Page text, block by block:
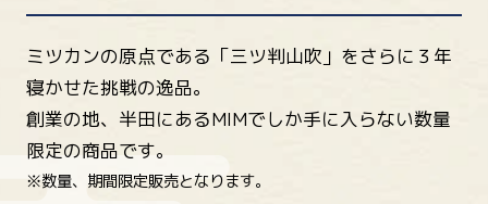
ミツカンの原点である「三ツ判山吹」をさらに３年
寝かせた挑戦の逸品。
創業の地、半田にあるMIMでしか手に入らない数量
限定の商品です。
※数量、期間限定販売となります。